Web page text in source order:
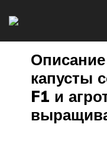
капусты
F1 и